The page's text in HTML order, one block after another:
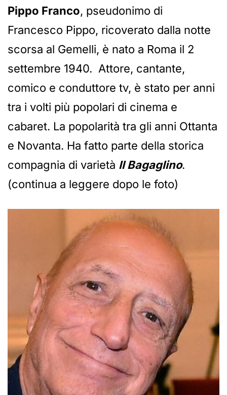
Pippo Franco, pseudonimo di
Francesco Pippo, ricoverato dalla notte
scorsa al Gemelli, è nato a Roma il 2
settembre 1940. Attore, cantante,
comico e conduttore tv, è stato per anni
tra i volti più popolari di cinema e
cabaret. La popolarità tra gli anni Ottanta
e Novanta. Ha fatto parte della storica
compagnia di varietà Il Bagaglino.
(continua a leggere dopo le foto)